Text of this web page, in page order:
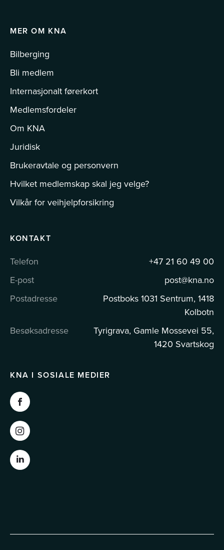
MER OM KNA
Bilberging
Bli medlem
Internasjonalt førerkort
Medlemsfordeler
Om KNA
Juridisk
Brukeravtale og personvern
Hvilket medlemskap skal jeg velge?
Vilkår for veihjelpforsikring
KONTAKT
Telefon
+47 21 60 49 00
E-post
post@kna.no
Postadresse
Postboks 1031 Sentrum, 1418
Kolbotn
Besøksadresse
Tyrigrava, Gamle Mossevei 55,
1420 Svartskog
KNA I SOSIALE MEDIER